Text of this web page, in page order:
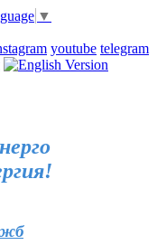
▼
youtube telegram